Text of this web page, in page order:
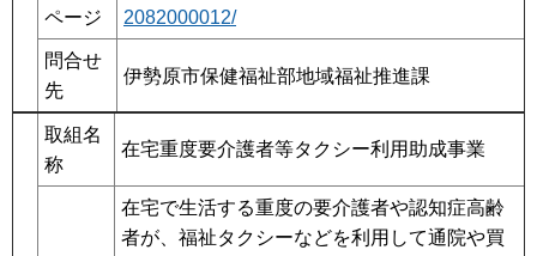
ページ
2082000012/
問合せ
先
伊勢原市保健福祉部地域福祉推進課
取組名
称
在宅重度要介護者等タクシー利用助成事業
在宅で生活する重度の要介護者や認知症高齢
者が、福祉タクシーなどを利用して通院や買